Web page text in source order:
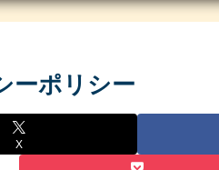
ーポリシー
X